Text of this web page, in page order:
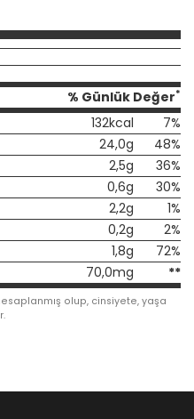
% Günlük Değer*
132kcal 7%
24,0g
48%
2,5g
36%
0,6g
30%
2,2g
1%
0,2g
2%
1,8g
72%
70,0mg
**
olup, cinsiyete, yaşa